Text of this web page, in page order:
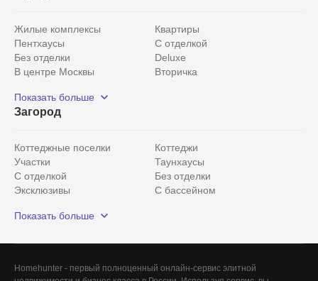
Жилые комплексы
Квартиры
Пентхаусы
С отделкой
Без отделки
Deluxe
В центре Москвы
Вторичка
Рядом с парком
С панорамными окнами
Показать больше
Загород
Коттеджные поселки
Коттеджи
Участки
Таунхаусы
С отделкой
Без отделки
Эксклюзивы
С бассейном
Красногорский район
Показать больше
Homehunter - первый полноценный онлайн-сервис элитной
Все